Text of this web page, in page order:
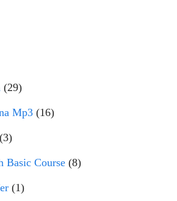
(29)
Mp3 (16)
(3)
Basic Course (8)
(1)